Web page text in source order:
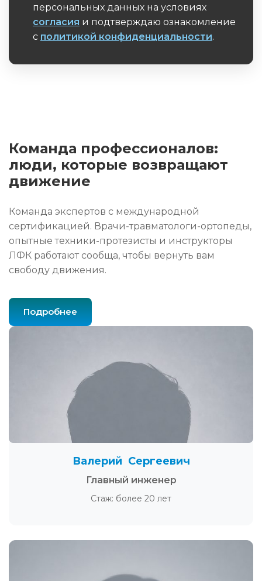
персональных данных на условиях
согласия и подтверждаю ознакомление
с политикой конфиденциальности.
Команда профессионалов:
люди, которые возвращают
движение
Команда экспертов с международной
сертификацией. Врачи-травматологи-ортопеды,
опытные техники-протезисты и инструкторы
ЛФК работают сообща, чтобы вернуть вам
свободу движения.
Подробнее
Валерий Сергеевич
Главный инженер
Стаж: более 20 лет